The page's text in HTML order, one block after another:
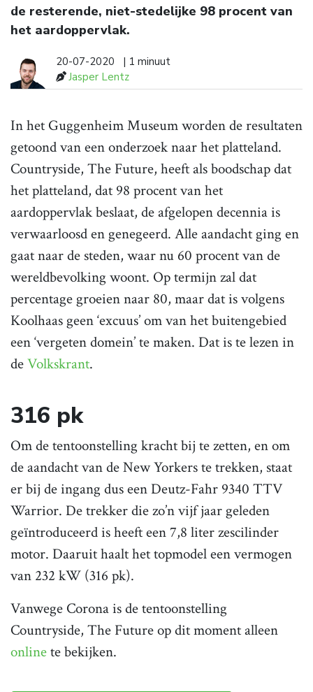
de resterende, niet-stedelijke 98 procent van
het aardoppervlak.
20-07-2020
| 1 minuut
Jasper Lentz
In het Guggenheim Museum worden de resultaten
getoond van een onderzoek naar het platteland.
Countryside, The Future, heeft als boodschap dat
het platteland, dat 98 procent van het
aardoppervlak beslaat, de afgelopen decennia is
verwaarloosd en genegeerd. Alle aandacht ging en
gaat naar de steden, waar nu 60 procent van de
wereldbevolking woont. Op termijn zal dat
percentage groeien naar 80, maar dat is volgens
Koolhaas geen ‘excuus’ om van het buitengebied
een ‘vergeten domein’ te maken. Dat is te lezen in
deVolkskrant.
316 pk
Om de tentoonstelling kracht bij te zetten, en om
de aandacht van de New Yorkers te trekken, staat
er bij de ingang dus een Deutz-Fahr 9340 TTV
Warrior. De trekker die zo’n vijf jaar geleden
geïntroduceerd is heeft een 7,8 liter zescilinder
motor. Daaruit haalt het topmodel een vermogen
van 232 kW (316 pk).
Vanwege Corona is de tentoonstelling
Countryside, The Future op dit moment alleen
onlinete bekijken.